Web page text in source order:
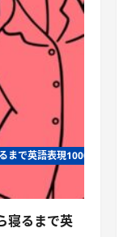
まで英語表現1000
寝るまで英